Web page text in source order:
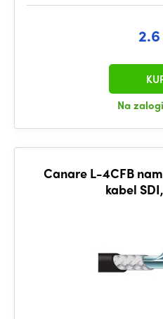
Na zalogi
Canare L-4CFB
kabel